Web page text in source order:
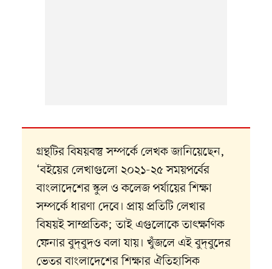
গ্রন্থটির বিষয়বস্তু সম্পর্কে লেখক জানিয়েছেন,
‘বইয়ের লেখাগুলো ২০২১-২৫ সময়পর্বের
বাংলাদেশের স্কুল ও কলেজ পর্যায়ের শিক্ষা
সম্পর্কে ধারণা দেবে। প্রায় প্রতিটি লেখার
বিষয়ই সাম্প্রতিক; তাই এগুলোকে তাৎক্ষণিক
ফেনার বুদ্​বুদও বলা যায়। খুঁজলে এই বুদ্​বুদের
ভেতর বাংলাদেশের শিক্ষার ঐতিহাসিক